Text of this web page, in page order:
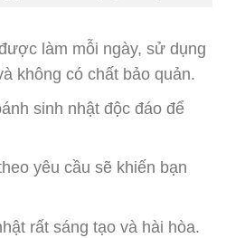
làm mỗi ngày, sử dụng
không có chất bảo quản.
sinh nhật độc đáo để
yêu cầu sẽ khiến bạn
rất sáng tạo và hài hòa.